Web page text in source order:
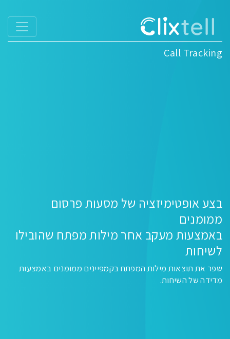
Call Tracking
בצע אופטימיזציה של מסעות פרסום
ממומנים
באמצעות מעקב אחר מילות מפתח שהובילו
לשיחות
שפר את תוצאות מילות המפתח בקמפיינים ממומנים באמצעות
מדידה של השיחות.